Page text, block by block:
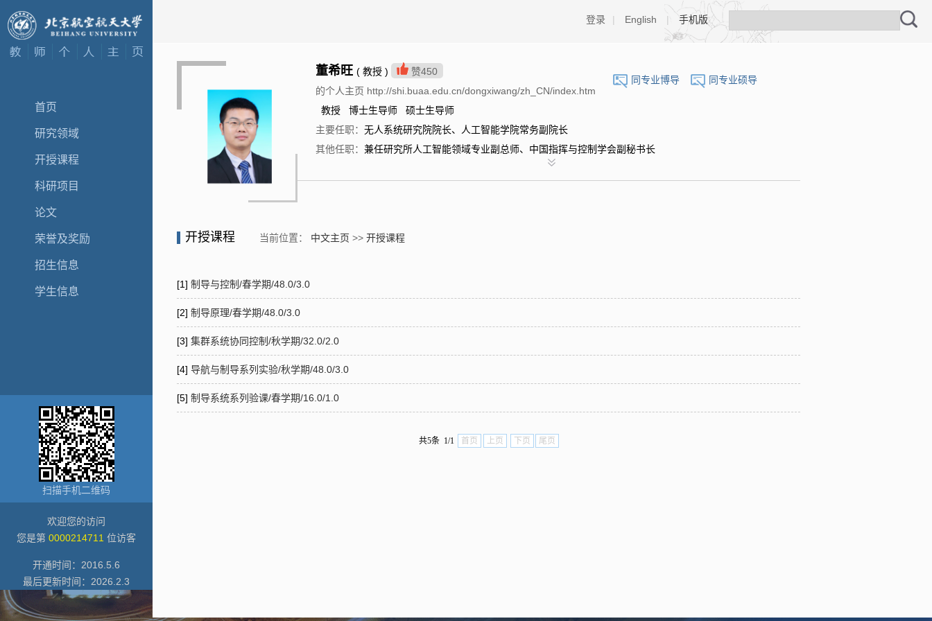
首页
研究领域
开授课程
科研项目
论文
荣誉及奖励
招生信息
学生信息
扫描手机二维码
欢迎您的访问
您是第 0000214711 位访客
开通时间： 2016 5 6
最后更新时间： 2026 2 3
登录 | English | 手机版
同专业博导 同专业硕导
董希旺 ( 教授 ) 赞450
的个人主页 http://shi.buaa.edu.cn/dongxiwang/zh_CN/index.htm
教授 博士生导师 硕士生导师
主要任职： 无人系统研究院院长、人工智能学院常务副院长
其他任职： 兼任研究所人工智能领域专业副总师、中国指挥与控制学会副秘书长
开授课程 当前位置： 中文主页 >> 开授课程
[1] 制导与控制/春学期/48.0/3.0
[2] 制导原理/春学期/48.0/3.0
[3] 集群系统协同控制/秋学期/32.0/2.0
[4] 导航与制导系列实验/秋学期/48.0/3.0
[5] 制导系统系列验课/春学期/16.0/1.0
共5条 1/1 首页 上页 下页 尾页